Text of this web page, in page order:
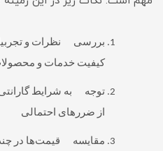
بررسی نظرات و
کیفیت خدمات و
توجه به شرایط
از ضررهای احتمالی
مقایسه قیمت‌ها در